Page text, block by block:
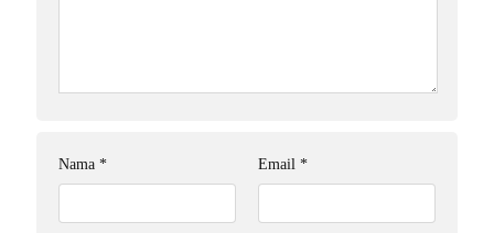
Nama * Email *